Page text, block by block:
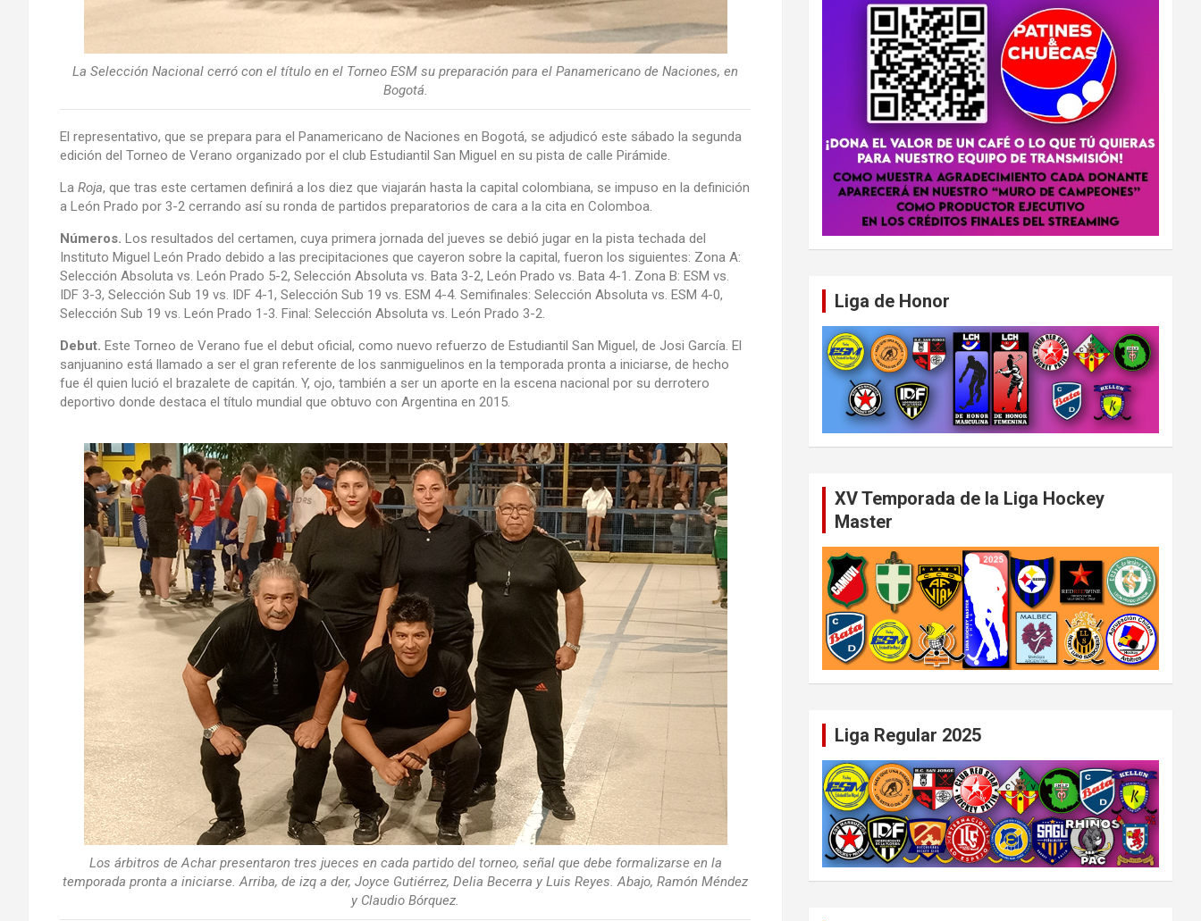
La Selección Nacional cerró con el título en el Torneo ESM su preparación para el Panamericano de Naciones, en
Bogotá.
El representativo, que se prepara para el Panamericano de Naciones en Bogotá, se adjudicó este sábado la segunda
edición del Torneo de Verano organizado por el club Estudiantil San Miguel en su pista de calle Pirámide.
La Roja, que tras este certamen definirá a los diez que viajarán hasta la capital colombiana, se impuso en la definición
a León Prado por 3-2 cerrando así su ronda de partidos preparatorios de cara a la cita en Colomboa.
Números. Los resultados del certamen, cuya primera jornada del jueves se debió jugar en la pista techada del
Instituto Miguel León Prado debido a las precipitaciones que cayeron sobre la capital, fueron los siguientes: Zona A:
Selección Absoluta vs. León Prado 5-2, Selección Absoluta vs. Bata 3-2, León Prado vs. Bata 4-1. Zona B: ESM vs.
IDF 3-3, Selección Sub 19 vs. IDF 4-1, Selección Sub 19 vs. ESM 4-4. Semifinales: Selección Absoluta vs. ESM 4-0,
Selección Sub 19 vs. León Prado 1-3. Final: Selección Absoluta vs. León Prado 3-2.
Debut. Este Torneo de Verano fue el debut oficial, como nuevo refuerzo de Estudiantil San Miguel, de Josi García. El
sanjuanino está llamado a ser el gran referente de los sanmiguelinos en la temporada pronta a iniciarse, de hecho
fue él quien lució el brazalete de capitán. Y, ojo, también a ser un aporte en la escena nacional por su derrotero
deportivo donde destaca el título mundial que obtuvo con Argentina en 2015.
Los árbitros de Achar presentaron tres jueces en cada partido del torneo, señal que debe formalizarse en la
temporada pronta a iniciarse. Arriba, de izq a der, Joyce Gutiérrez, Delia Becerra y Luis Reyes. Abajo, Ramón Méndez
y Claudio Bórquez.
Liga de Honor
XV Temporada de la Liga Hockey
Master
Liga Regular 2025